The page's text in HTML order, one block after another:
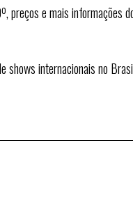
preços e mais informações
shows internacionais no